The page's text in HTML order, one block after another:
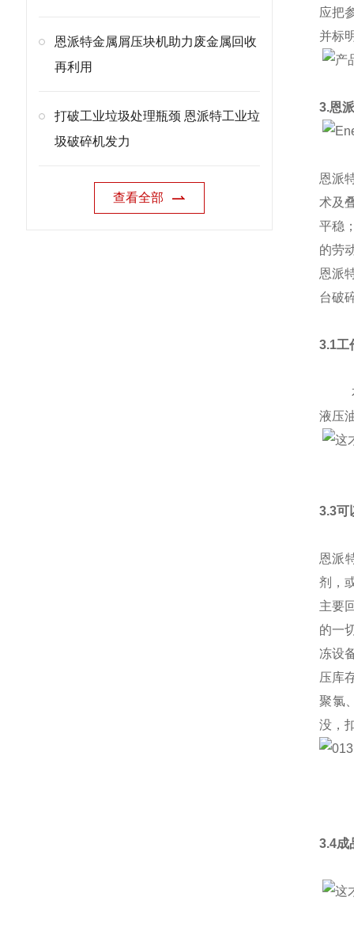
恩派特金属屑压块机助力废金属回收
再利用
打破工业垃圾处理瓶颈 恩派特工业垃
圾破碎机发力
查看全部
应把
并标
3.恩
恩派
术及
平稳
的劳
恩派
台破
3.1工
本
液压
3.3可
恩派
剂，
主要
的一
冻设
压库
聚氯
没，
3.4成